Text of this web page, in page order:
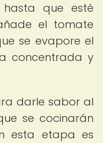
que esté
el tomate
se evapore el
concentrada y
darle sabor al
se cocinarán
esta etapa es